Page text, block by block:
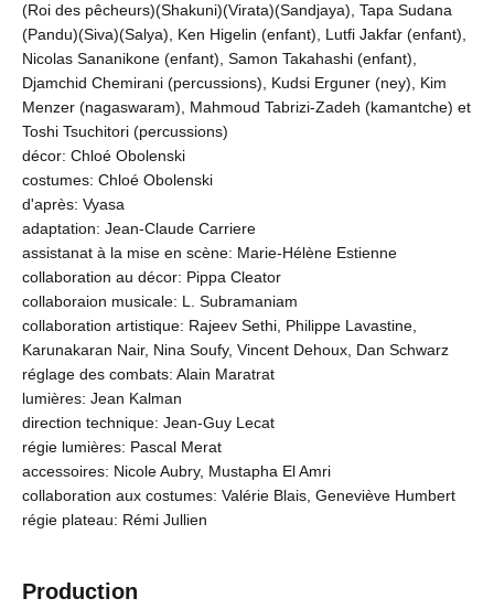
(Roi des pêcheurs)(Shakuni)(Virata)(Sandjaya), Tapa Sudana
(Pandu)(Siva)(Salya), Ken Higelin (enfant), Lutfi Jakfar (enfant),
Nicolas Sananikone (enfant), Samon Takahashi (enfant),
Djamchid Chemirani (percussions), Kudsi Erguner (ney), Kim
Menzer (nagaswaram), Mahmoud Tabrizi-Zadeh (kamantche) et
Toshi Tsuchitori (percussions)
décor: Chloé Obolenski
costumes: Chloé Obolenski
d'après: Vyasa
adaptation: Jean-Claude Carriere
assistanat à la mise en scène: Marie-Hélène Estienne
collaboration au décor: Pippa Cleator
collaboraion musicale: L. Subramaniam
collaboration artistique: Rajeev Sethi, Philippe Lavastine,
Karunakaran Nair, Nina Soufy, Vincent Dehoux, Dan Schwarz
réglage des combats: Alain Maratrat
lumières: Jean Kalman
direction technique: Jean-Guy Lecat
régie lumières: Pascal Merat
accessoires: Nicole Aubry, Mustapha El Amri
collaboration aux costumes: Valérie Blais, Geneviève Humbert
régie plateau: Rémi Jullien
Production